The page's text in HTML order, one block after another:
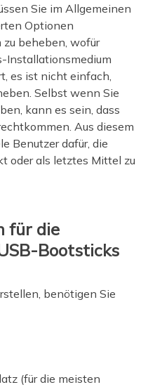
Sie im Allgemeinen
Optionen
zu beheben, wofür
Installationsmedium
es ist nicht einfach,
Selbst wenn Sie
kann es sein, dass
Aus diesem
Benutzer dafür, die
oder als letztes Mittel zu
für die
Bootsticks
benötigen Sie
(für die meisten